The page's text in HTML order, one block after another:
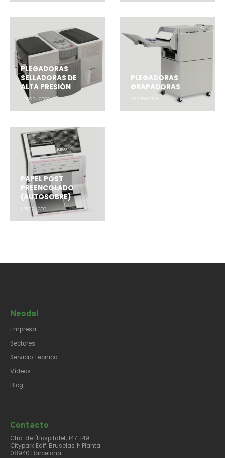
PLEGADORAS
SELLADORAS DE
ALTA PRESIÓN
PRODUCTOS
PLEGADORAS
GRAPADORAS
PAPEL POST
PREENCOLADO
(AUTOSOBRE)
PRODUCTO
Neodal
Empresa
Sectores
Servicio Técnico
Vídeos
Blog
Contacto​
Ctra. de l'Hospitalet, 147-149
Citypark Edif. Bruselas 1ª Planta
08940 Barcelona